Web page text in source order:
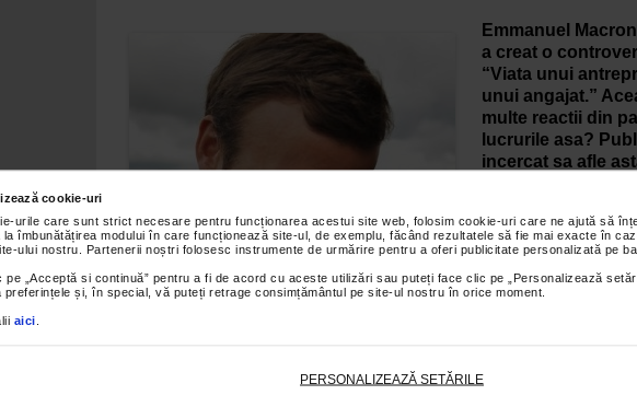
cookie-uri
urile care sunt strict necesare pentru funcționarea acestui site web, folosim cookie-uri care ne ajută să
îmbunătățirea modului în care funcționează site-ul, de exemplu, făcând rezultatele să fie mai exacte în
ului nostru. Partenerii noștri folosesc instrumente de urmărire pentru a oferi publicitate personalizată pe
pe „Acceptă si continuă” pentru a fi de acord cu aceste utilizări sau puteți face clic pe „Personalizează
preferințele și, în special, vă puteți retrage consimțământul pe site-ul nostru în orice moment.
aici
PERSONALIZEAZĂ SETĂRILE
Emmanuel
a creat o
“Viata unui
unui angajat.”
multe reactii din
lucrurile asa?
incercat sa afle
“Fost
ani, dar am lucrat
comert, sectorul
antreprenorilor este
putin in cazul
responsabilitatile
face viata lor mai putin grea. Este prea usor sa spui lucruri de